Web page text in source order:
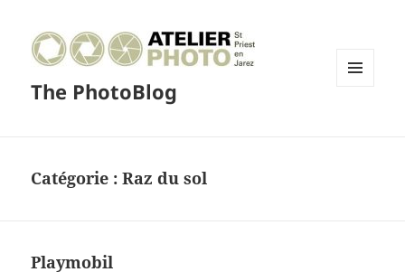
The PhotoBlog
Catégorie :Raz du sol
Playmobil